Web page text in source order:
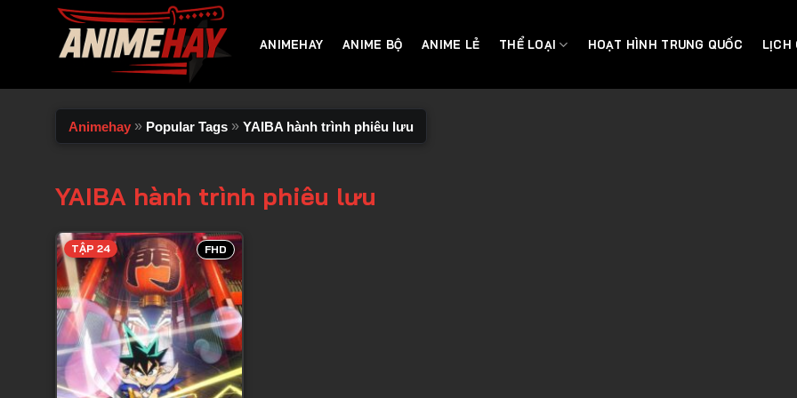
ANIMEHAY ANIME BỘ ANIME LẺ THỂ LOẠI HOẠT HÌNH TRUNG QUỐC LỊCH
Animehay » Popular Tags » YAIBA hành trình phiêu lưu
YAIBA hành trình phiêu lưu
FHD
TẬP 24